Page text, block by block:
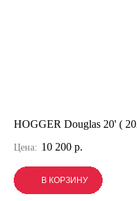
HOGGER Douglas 20' (
Цена: 10 200 р.
В КОРЗИНУ
В КОРЗИНУ
В КОРЗИНУ